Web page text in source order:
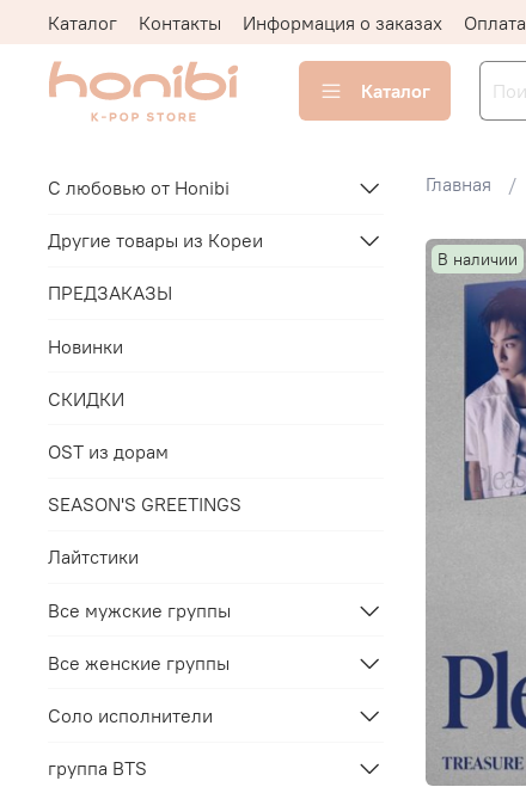
Каталог Контакты Информация о заказах Оплата
Каталог
Главная
В наличии
С любовью от Honibi
Другие товары из Кореи
ПРЕДЗАКАЗЫ
Новинки
СКИДКИ
OST из дорам
SEASON'S GREETINGS
Лайтстики
Все мужские группы
Все женские группы
Соло исполнители
группа BTS